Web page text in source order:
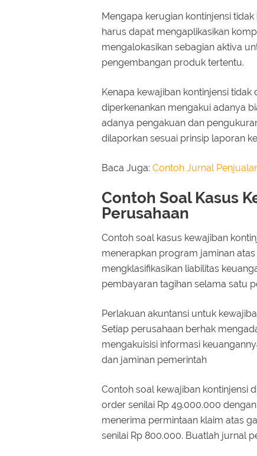
Mengapa kerugian kontinjensi
harus dapat mengaplikasikan
mengalokasikan sebagian aktiva
pengembangan produk tertentu.
Kenapa kewajiban kontinjensi
diperkenankan mengakui adanya
adanya pengakuan dan
dilaporkan sesuai prinsip laporan
Baca Juga: Contoh Jurnal
Contoh Soal Kasus
Perusahaan
Contoh soal kasus kewajiban
menerapkan program jaminan
mengklasifikasikan liabilitas
pembayaran tagihan selama satu
Perlakuan akuntansi untuk
Setiap perusahaan berhak
mengakuisisi informasi
dan jaminan pemerintah
Contoh soal kewajiban kontinjensi
order senilai Rp 49.000.000
menerima permintaan klaim atas
senilai Rp 800.000. Buatlah jurnal